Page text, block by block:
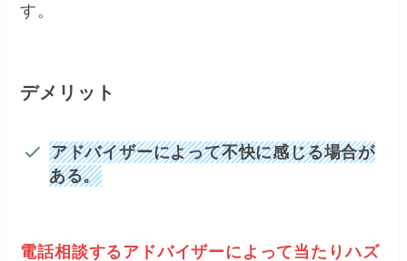
す。
デメリット
アドバイザーによって不快に感じる場合が
ある。
電話相談するアドバイザーによって当たりハズ